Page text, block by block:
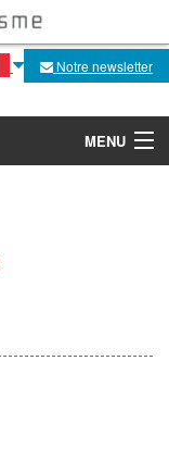
Notre newsletter
MENU